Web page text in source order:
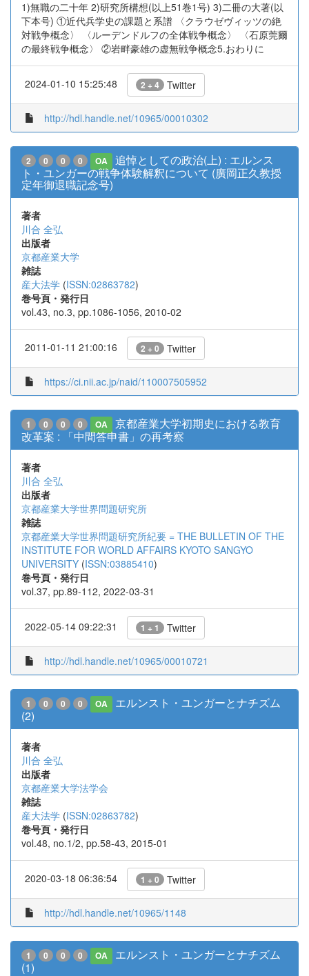
1)無職の二十年 2)研究所構想(以上51巻1号) 3)二冊の大著(以
下本号) ①近代兵学史の課題と系譜 〈クラウゼヴィッツの絶
対戦争概念〉 〈ルーデンドルフの全体戦争概念〉 〈石原莞爾
の最終戦争概念〉 ②岩畔豪雄の虚無戦争概念5.おわりに
2024-01-10 15:25:48 2 + 4 Twitter
http://hdl.handle.net/10965/00010302
2 0 0 0 OA
追悼としての政治(上) : エルンス
ト・ユンガーの戦争体験解釈について (廣岡正久教授
定年御退職記念号)
著者
川合 全弘
出版者
京都産業大学
雑誌
産大法学 (ISSN:02863782)
巻号頁・発行日
vol.43, no.3, pp.1086-1056, 2010-02
2011-01-11 21:00:16 2 + 0 Twitter
https://ci.nii.ac.jp/naid/110007505952
1 0 0 0 OA
京都産業大学初期史における教育
改革案 : 「中間答申書」の再考察
著者
川合 全弘
出版者
京都産業大学世界問題研究所
雑誌
京都産業大学世界問題研究所紀要 = THE BULLETIN OF THE
INSTITUTE FOR WORLD AFFAIRS KYOTO SANGYO
UNIVERSITY (ISSN:03885410)
巻号頁・発行日
vol.37, pp.89-112, 2022-03-31
2022-05-14 09:22:31 1 + 1 Twitter
http://hdl.handle.net/10965/00010721
1 0 0 0 OA
エルンスト・ユンガーとナチズム
(2)
著者
川合 全弘
出版者
京都産業大学法学会
雑誌
産大法学 (ISSN:02863782)
巻号頁・発行日
vol.48, no.1/2, pp.58-43, 2015-01
2020-03-18 06:36:54 1 + 0 Twitter
http://hdl.handle.net/10965/1148
1 0 0 0 OA
エルンスト・ユンガーとナチズム
(1)